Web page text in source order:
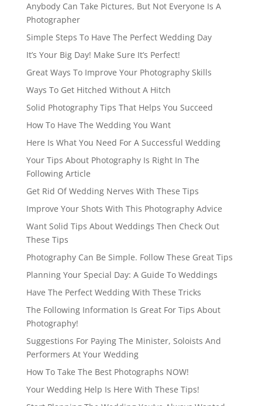
Anybody Can Take Pictures, But Not Everyone Is A
Photographer
Simple Steps To Have The Perfect Wedding Day
It’s Your Big Day! Make Sure It’s Perfect!
Great Ways To Improve Your Photography Skills
Ways To Get Hitched Without A Hitch
Solid Photography Tips That Helps You Succeed
How To Have The Wedding You Want
Here Is What You Need For A Successful Wedding
Your Tips About Photography Is Right In The
Following Article
Get Rid Of Wedding Nerves With These Tips
Improve Your Shots With This Photography Advice
Want Solid Tips About Weddings Then Check Out
These Tips
Photography Can Be Simple. Follow These Great Tips
Planning Your Special Day: A Guide To Weddings
Have The Perfect Wedding With These Tricks
The Following Information Is Great For Tips About
Photography!
Suggestions For Paying The Minister, Soloists And
Performers At Your Wedding
How To Take The Best Photographs NOW!
Your Wedding Help Is Here With These Tips!